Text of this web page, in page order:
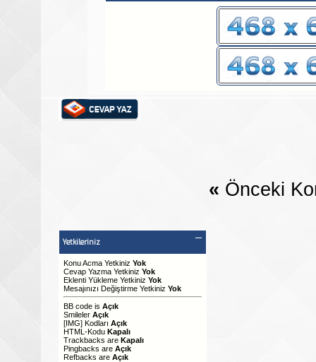
« Önceki
Yetkileriniz
Konu Acma Yetkiniz Yok
Cevap Yazma Yetkiniz Yok
Eklenti Yükleme Yetkiniz Yok
Mesajınızı Değiştirme Yetkiniz Yok
BB code is Açık
Smileler Açık
[IMG] Kodları Açık
HTML-Kodu Kapalı
Trackbacks are Kapalı
Pingbacks are Açık
Refbacks are Açık